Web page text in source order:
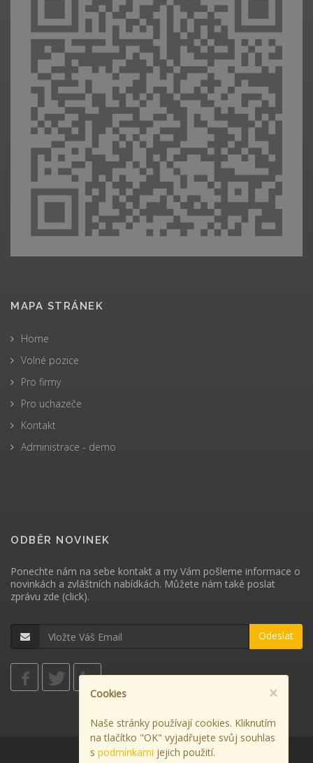
×
Cookies
Naše stránky používají cookies. Kliknutím
na tlačítko "OK" vyjadřujete svůj souhlas
s podmínkami jejich použití.
MAPA STRÁNEK
Home
Volné pozice
Pro firmy
Pro uchazeče
Kontakt
Administrace - demo
ODBĚR NOVINEK
Ponechte nám na sebe kontakt a my Vám pošleme informace o
novinkách a zvláštních nabídkách. Můžete nám také poslat
zprávu zde (click).
Odeslat
Použití cookies